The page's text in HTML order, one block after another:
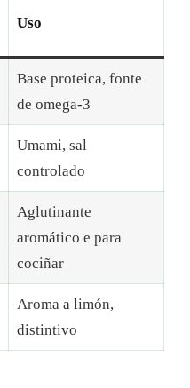
Uso
Base proteica, fonte
de omega-3
Umami, sal
controlado
Aglutinante
aromático e para
cociñar
Aroma a limón,
distintivo